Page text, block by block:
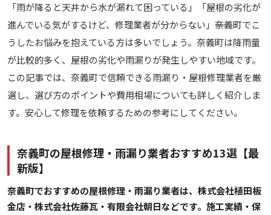
「雨が降ると天井から水が漏れて困っている」「屋根の劣化が
進んでいる気がするけど、修理業者が分からない」――奈義町でこ
うしたお悩みを抱えている方は多いでしょう。奈義町は降雨量
が比較的多く、屋根の劣化や雨漏りが発生しやすい地域です。
この記事では、奈義町で信頼できる雨漏り・屋根修理業者を厳
選し、選び方のポイントや費用相場についても詳しく紹介しま
す。安心して修理を依頼するための参考にしてください。
奈義町の屋根修理・雨漏り業者おすすめ13選【最
新版】
奈義町でおすすめの屋根修理・雨漏り業者は、株式会社植田板
金店・株式会社佐藤瓦・有限会社朝日などです。施工実績・保